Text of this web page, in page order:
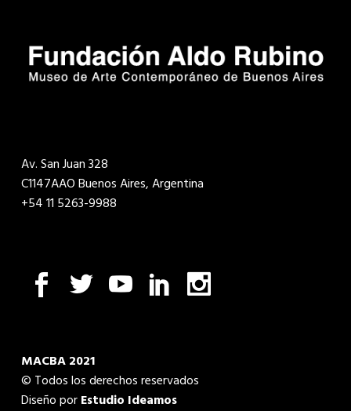
Av. San Juan 328
C1147AAO Buenos Aires, Argentina
+54 11 5263-9988
MACBA 2021
© Todos los derechos reservados
Diseño porEstudio Ideamos